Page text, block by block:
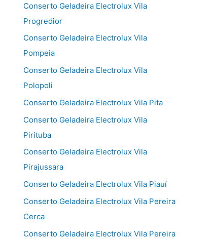
Conserto Geladeira Electrolux Vila
Progredior
Conserto Geladeira Electrolux Vila
Pompeia
Conserto Geladeira Electrolux Vila
Polopoli
Conserto Geladeira Electrolux Vila Pita
Conserto Geladeira Electrolux Vila
Pirituba
Conserto Geladeira Electrolux Vila
Pirajussara
Conserto Geladeira Electrolux Vila Piauí
Conserto Geladeira Electrolux Vila Pereira
Cerca
Conserto Geladeira Electrolux Vila Pereira